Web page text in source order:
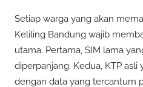
Setiap warga yang akan
Keliling Bandung wajib
utama. Pertama, SIM lama
diperpanjang. Kedua, KTP asli
dengan data yang tercantum